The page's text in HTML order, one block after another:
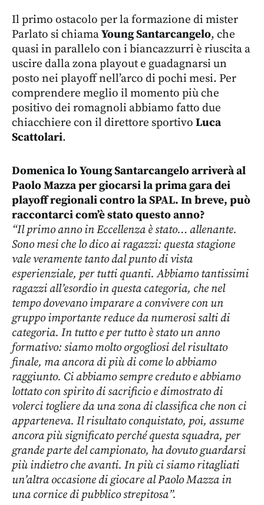
Il primo ostacolo per la formazione di mister
Parlato si chiamaYoung Santarcangelo, che
quasi in parallelo con i biancazzurri è riuscita a
uscire dalla zona playout e guadagnarsi un
posto nei playoff nell’arco di pochi mesi. Per
comprendere meglio il momento più che
positivo dei romagnoli abbiamo fatto due
chiacchiere con il direttore sportivo Luca
Scattolari.
Domenica lo Young Santarcangelo arriverà al
Paolo Mazza per giocarsi la prima gara dei
playoff regionali contro la SPAL. In breve, può
raccontarci com’è stato questo anno?
“Il primo anno in Eccellenza è stato… allenante.
Sono mesi che lo dico ai ragazzi: questa stagione
vale veramente tanto dal punto di vista
esperienziale, per tutti quanti. Abbiamo tantissimi
ragazzi all’esordio in questa categoria, che nel
tempo dovevano imparare a convivere con un
gruppo importante reduce da numerosi salti di
categoria. In tutto e per tutto è stato un anno
formativo: siamo molto orgogliosi del risultato
finale, ma ancora di più di come lo abbiamo
raggiunto. Ci abbiamo sempre creduto e abbiamo
lottato con spirito di sacrificio e dimostrato di
volerci togliere da una zona di classifica che non ci
apparteneva. Il risultato conquistato, poi, assume
ancora più significato perché questa squadra, per
grande parte del campionato, ha dovuto guardarsi
più indietro che avanti. In più ci siamo ritagliati
un’altra occasione di giocare al Paolo Mazza in
una cornice di pubblico strepitosa”.